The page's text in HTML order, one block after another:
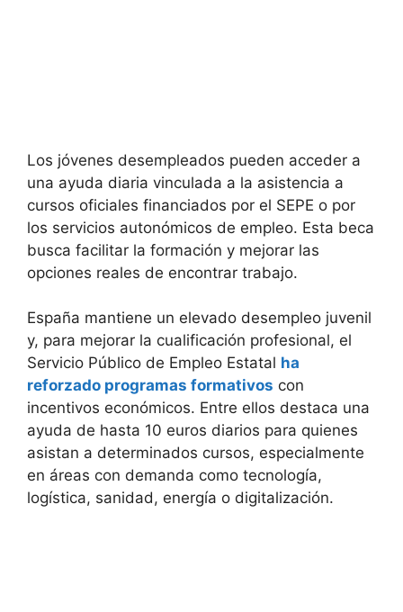
Los jóvenes desempleados pueden acceder a
una ayuda diaria vinculada a la asistencia a
cursos oficiales financiados por el SEPE o por
los servicios autonómicos de empleo. Esta beca
busca facilitar la formación y mejorar las
opciones reales de encontrar trabajo.
España mantiene un elevado desempleo juvenil
y, para mejorar la cualificación profesional, el
Servicio Público de Empleo Estatal ha
reforzado programas formativos con
incentivos económicos. Entre ellos destaca una
ayuda de hasta 10 euros diarios para quienes
asistan a determinados cursos, especialmente
en áreas con demanda como tecnología,
logística, sanidad, energía o digitalización.